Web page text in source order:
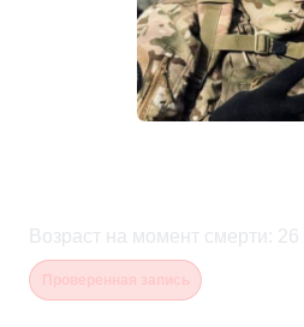
Возраст на момент смерти : 26